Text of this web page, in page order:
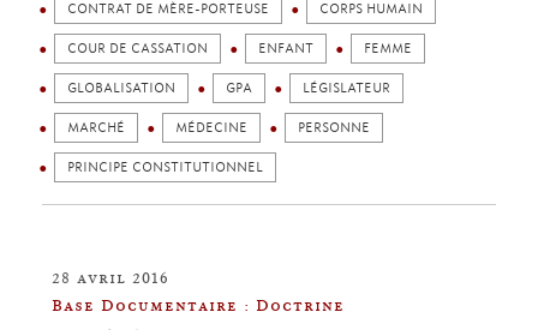
CONTRAT DE MÈRE-PORTEUSE CORPS HUMAIN
COUR DE CASSATION ENFANT FEMME
GLOBALISATION GPA LÉGISLATEUR
MARCHÉ MÉDECINE PERSONNE
PRINCIPE CONSTITUTIONNEL
28 avril 2016
Base Documentaire : Doctrine